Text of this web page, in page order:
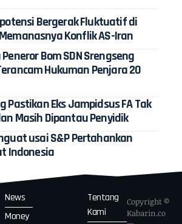
Bergerak Fluktuatif di
Konflik AS-Iran
Bom SDN Srengseng
Hukuman Penjara 20
Pastikan Eks Jampidsus FA Tak
Masih Dipantau Penyidik
usai S&P Pertahankan
Indonesia
News
Money
Tentang
Kami
Copyright ©
Kabarin.co